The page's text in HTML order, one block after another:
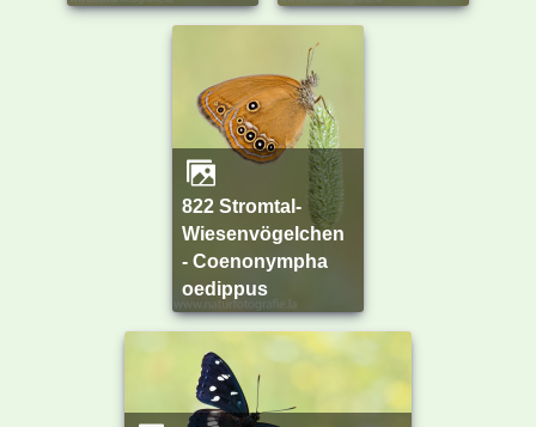
822 Stromtal-
Wiesenvögelchen
- Coenonympha
oedippus